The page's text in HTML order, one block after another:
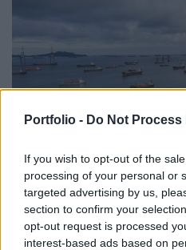
Portfolio - Do Not
If you wish to opt-out of the
processing of your personal or
targeted advertising by us,
section to confirm your
opt-out request is processed
interest-based ads based on
GLOBÁL
Kemény feltételek az
ezt követeli a közel-
szoros megnyitásáért